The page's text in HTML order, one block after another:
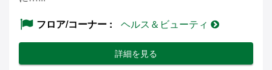
フロア/コーナー
ヘルス＆ビューティ
詳細を見る